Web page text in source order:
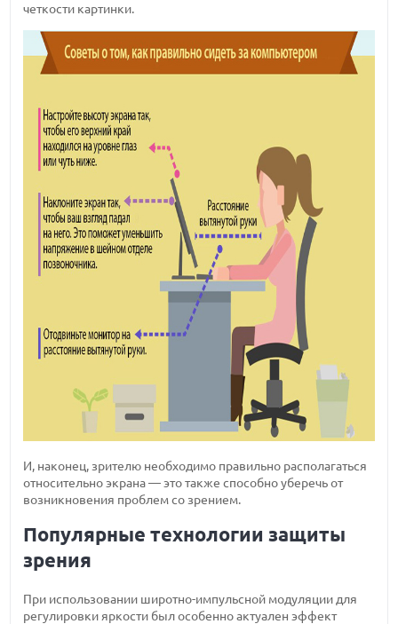
четкости картинки.
И, наконец, зрителю необходимо правильно располагаться
относительно экрана — это также способно уберечь от
возникновения проблем со зрением.
Популярные технологии защиты
зрения
При использовании широтно-импульсной модуляции для
регулировки яркости был особенно актуален эффект